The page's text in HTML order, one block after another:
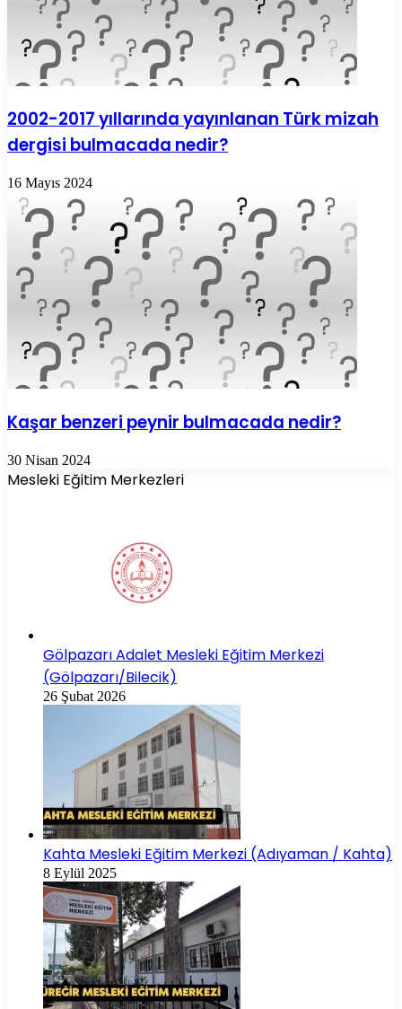
2002-2017 yıllarında yayınlanan Türk mizah
dergisi bulmacada nedir?
16 Mayıs 2024
Kaşar benzeri peynir bulmacada nedir?
30 Nisan 2024
Mesleki Eğitim Merkezleri
Gölpazarı Adalet Mesleki Eğitim Merkezi
(Gölpazarı/Bilecik)
26 Şubat 2026
Kahta Mesleki Eğitim Merkezi (Adıyaman / Kahta)
8 Eylül 2025